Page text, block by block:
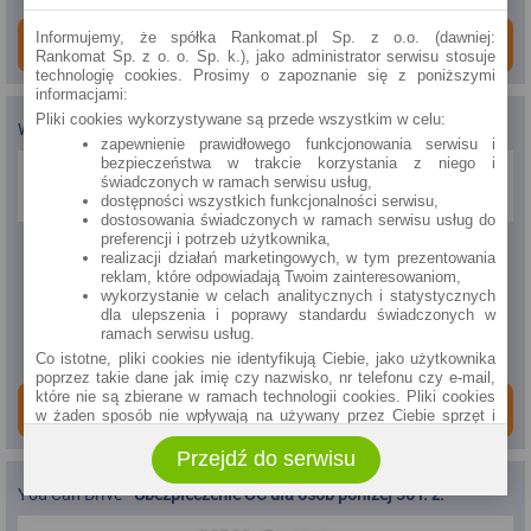
ZAMÓW ONLINE
Wiener -Ubezpieczenie OC
Zniżki do
60%
Dodatkowo
zdalny zakup ubezpieczenia
ZAMÓW ONLINE
You Can Drive-Ubezpieczenie OC dla osób poniżej 30 r. ż.
Informujemy, że spółka Rankomat.pl Sp. z o.o. (dawniej:
Rankomat Sp. z o. o. Sp. k.), jako administrator serwisu stosuje
technologię cookies. Prosimy o zapoznanie się z poniższymi
informacjami:
Pliki cookies wykorzystywane są przede wszystkim w celu:
zapewnienie prawidłowego funkcjonowania serwisu i
bezpieczeństwa w trakcie korzystania z niego i
świadczonych w ramach serwisu usług,
dostępności wszystkich funkcjonalności serwisu,
dostosowania świadczonych w ramach serwisu usług do
preferencji i potrzeb użytkownika,
realizacji działań marketingowych, w tym prezentowania
reklam, które odpowiadają Twoim zainteresowaniom,
wykorzystanie w celach analitycznych i statystycznych
dla ulepszenia i poprawy standardu świadczonych w
ramach serwisu usług.
Co istotne, pliki cookies nie identyfikują Ciebie, jako użytkownika
poprzez takie dane jak imię czy nazwisko, nr telefonu czy e-mail,
które nie są zbierane w ramach technologii cookies. Pliki cookies
w żaden sposób nie wpływają na używany przez Ciebie sprzęt i
Zakres wykorzystywania plików cookies możliwy jest do
określenia w ustawieniach przeglądarki każdego użytkownika. Bez
wprowadzenia zmian ustawień, informacje w plikach cookies mogą
Przejdź do serwisu